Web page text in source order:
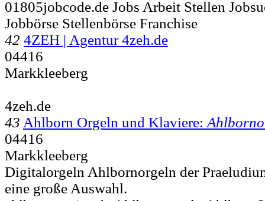
01805jobcode.de Jobs Arbeit Stellen
Jobbörse Stellenbörse Franchise
42 4ZEH | Agentur 4zeh.de
04416
Markkleeberg
4zeh.de
43 Ahlborn Orgeln und Klaviere:
04416
Markkleeberg
Digitalorgeln Ahlbornorgeln der
eine große Auswahl.